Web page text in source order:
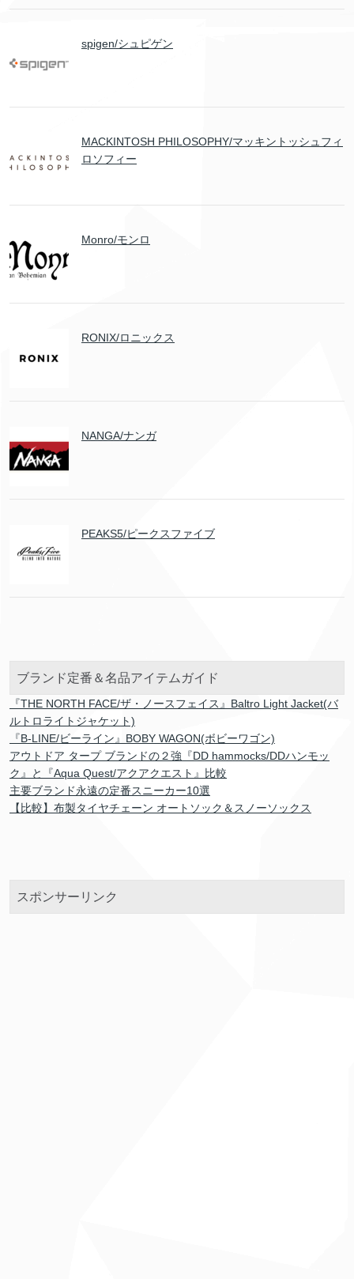
spigen/シュピゲン
MACKINTOSH PHILOSOPHY/マッキントッシュフィ
ロソフィー
Monro/モンロ
RONIX/ロニックス
NANGA/ナンガ
PEAKS5/ピークスファイブ
ブランド定番＆名品アイテムガイド
『THE NORTH FACE/ザ・ノースフェイス』Baltro Light Jacket(バ
ルトロライトジャケット)
『B-LINE/ビーライン』BOBY WAGON(ボビーワゴン)
アウトドア タープ ブランドの２強『DD hammocks/DDハンモッ
ク』と『Aqua Quest/アクアクエスト』比較
主要ブランド永遠の定番スニーカー10選
【比較】布製タイヤチェーン オートソック＆スノーソックス
スポンサーリンク